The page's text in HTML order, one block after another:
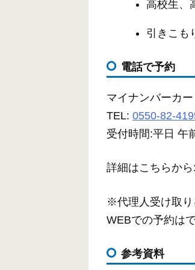
高校生、
引きこも
電話で予約
マイナンバーカ
TEL: 0550-82-
受付時間:平日 午
詳細はこちらから:
※代理人受け取り
WEBでの予約は
参考資料